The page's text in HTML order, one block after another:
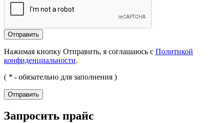
Нажимая кнопку Отправить, я соглашаюсь с Политикой
конфиденциальности.
( * - обязательно для заполнения )
Запросить прайс